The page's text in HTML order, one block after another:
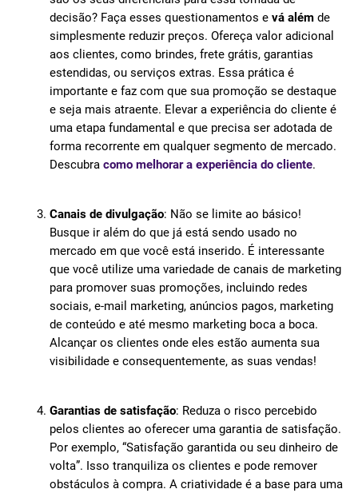
decisão? Faça esses questionamentos e vá alémde
simplesmente reduzir preços. Ofereça valor adicional
aos clientes, como brindes, frete grátis, garantias
estendidas, ou serviços extras. Essa prática é
importante e faz com que sua promoção se destaque
e seja mais atraente. Elevar a experiência do cliente é
uma etapa fundamental e que precisa ser adotada de
forma recorrente em qualquer segmento de mercado.
Descubra como melhorar a experiência do cliente.
Canais de divulgação: Não se limite ao básico!
Busque ir além do que já está sendo usado no
mercado em que você está inserido. É interessante
que você utilize uma variedade de canais de marketing
para promover suas promoções, incluindo redes
sociais, e-mail marketing, anúncios pagos, marketing
de conteúdo e até mesmo marketing boca a boca.
Alcançar os clientes onde eles estão aumenta sua
visibilidade e consequentemente, as suas vendas!
Garantias de satisfação: Reduza o risco percebido
pelos clientes ao oferecer uma garantia de satisfação.
Por exemplo, “Satisfação garantida ou seu dinheiro de
volta”. Isso tranquiliza os clientes e pode remover
obstáculos à compra. A criatividade é a base para uma